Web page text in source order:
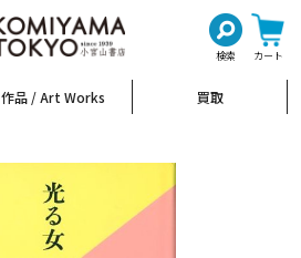
検索 カート
作品 / Art Works 買取